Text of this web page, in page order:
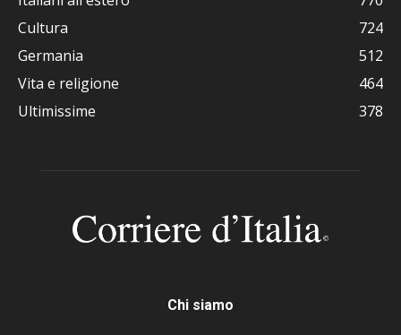
Cultura
724
Germania
512
Vita e religione
464
Ultimissime
378
Chi siamo